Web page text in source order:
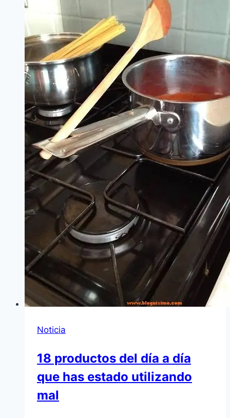
Noticia
18 productos del día a día
que has estado utilizando
mal